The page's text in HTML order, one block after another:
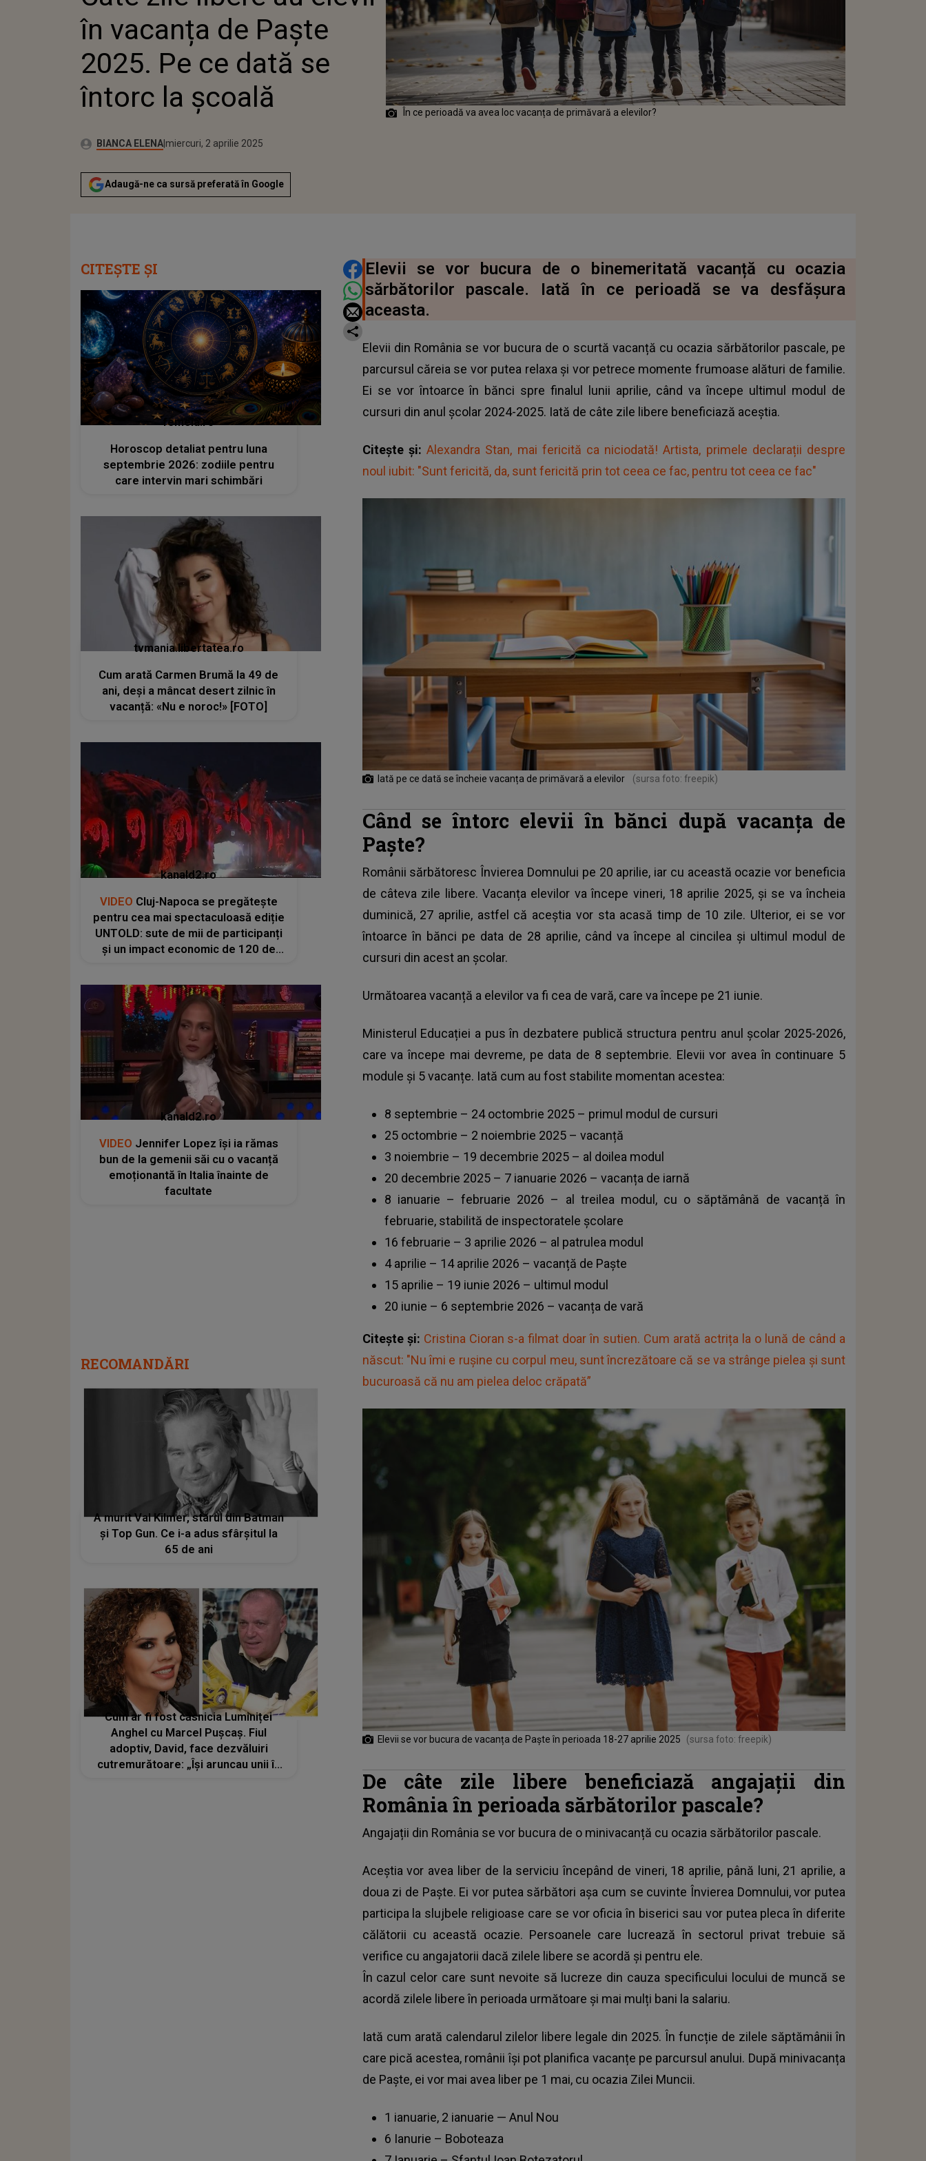
ÎNTORC LA ȘCOALĂ
în vacanța de Paște
2025. Pe ce dată se
întorc la școală
Autor:BIANCA ELENAPublicat:
miercuri, 2 aprilie 2025
Actualizat:
miercuri, 2 aprilie 2025
Adaugă-ne ca sursă preferată în Google
În ce perioadă va avea loc vacanța de primăvară a elevilor?
DISTRIBUIE ARTICOLUL
Elevii se vor bucura de o binemeritată vacanță cu ocazia
sărbătorilor pascale. Iată în ce perioadă se va desfășura
aceasta.
Elevii din România se vor bucura de o scurtă vacanță cu ocazia sărbătorilor pascale, pe
parcursul căreia se vor putea relaxa și vor petrece momente frumoase alături de familie.
Ei se vor întoarce în bănci spre finalul lunii aprilie, când va începe ultimul modul de
cursuri din anul școlar 2024-2025. Iată de câte zile libere beneficiază aceștia.
Citește și:Alexandra Stan, mai fericită ca niciodată! Artista, primele declarații despre
noul iubit: "Sunt fericită, da, sunt fericită prin tot ceea ce fac, pentru tot ceea ce fac"
Iată pe ce dată se încheie vacanța de primăvară a elevilor (sursa foto: freepik)
Când se întorc elevii în bănci după vacanța de
Paște?
Românii sărbătoresc Învierea Domnului pe 20 aprilie, iar cu această ocazie vor beneficia
de câteva zile libere. Vacanța elevilor va începe vineri, 18 aprilie 2025, și se va încheia
duminică, 27 aprilie, astfel că aceștia vor sta acasă timp de 10 zile. Ulterior, ei se vor
întoarce în bănci pe data de 28 aprilie, când va începe al cincilea și ultimul modul de
cursuri din acest an școlar.
Următoarea vacanță a elevilor va fi cea de vară, care va începe pe 21 iunie.
Ministerul Educației a pus în dezbatere publică structura pentru anul școlar 2025-2026,
care va începe mai devreme, pe data de 8 septembrie. Elevii vor avea în continuare 5
module și 5 vacanțe. Iată cum au fost stabilite momentan acestea:
8 septembrie – 24 octombrie 2025 – primul modul de cursuri
25 octombrie – 2 noiembrie 2025 – vacanță
3 noiembrie – 19 decembrie 2025 – al doilea modul
20 decembrie 2025 – 7 ianuarie 2026 – vacanța de iarnă
8 ianuarie – februarie 2026 – al treilea modul, cu o săptămână de vacanță în
februarie, stabilită de inspectoratele școlare
16 februarie – 3 aprilie 2026 – al patrulea modul
4 aprilie – 14 aprilie 2026 – vacanță de Paște
15 aprilie – 19 iunie 2026 – ultimul modul
20 iunie – 6 septembrie 2026 – vacanța de vară
Citește și: Cristina Cioran s-a filmat doar în sutien. Cum arată actrița la o lună de când a
născut: "Nu îmi e rușine cu corpul meu, sunt încrezătoare că se va strânge pielea și sunt
bucuroasă că nu am pielea deloc crăpată”
Elevii se vor bucura de vacanța de Paște în perioada 18-27 aprilie 2025 (sursa foto: freepik)
De câte zile libere beneficiază angajații din
România în perioada sărbătorilor pascale?
Angajații din România se vor bucura de o minivacanță cu ocazia sărbătorilor pascale.
Aceștia vor avea liber de la serviciu începând de vineri, 18 aprilie, până luni, 21 aprilie, a
doua zi de Paște. Ei vor putea sărbători așa cum se cuvinte Învierea Domnului, vor putea
participa la slujbele religioase care se vor oficia în biserici sau vor putea pleca în diferite
călătorii cu această ocazie. Persoanele care lucrează în sectorul privat trebuie să
verifice cu angajatorii dacă zilele libere se acordă și pentru ele.
În cazul celor care sunt nevoite să lucreze din cauza specificului locului de muncă se
acordă zilele libere în perioada următoare și mai mulți bani la salariu.
Iată cum arată calendarul zilelor libere legale din 2025. În funcție de zilele săptămânii în
care pică acestea, românii își pot planifica vacanțe pe parcursul anului. După minivacanța
de Paște, ei vor mai avea liber pe 1 mai, cu ocazia Zilei Muncii.
1 ianuarie, 2 ianuarie — Anul Nou
6 Ianurie – Boboteaza
CITEȘTE ȘI
femeia.ro
Horoscop detaliat pentru luna
septembrie 2026: zodiile pentru
care intervin mari schimbări
tvmania.libertatea.ro
Cum arată Carmen Brumă la 49 de
ani, deși a mâncat desert zilnic în
vacanță: «Nu e noroc!» [FOTO]
kanald2.ro
VIDEO Cluj-Napoca se pregătește
pentru cea mai spectaculoasă ediție
UNTOLD: sute de mii de participanți
și un impact economic de 120 de
kanald2.ro
VIDEO Jennifer Lopez își ia rămas
bun de la gemenii săi cu o vacanță
emoționantă în Italia înainte de
facultate
RECOMANDĂRI
A murit Val Kilmer, starul din Batman
și Top Gun. Ce i-a adus sfârșitul la
65 de ani
Cum ar fi fost căsnicia Luminiței
Anghel cu Marcel Pușcaș. Fiul
adoptiv, David, face dezvăluiri
cutremurătoare: „Își aruncau unii în